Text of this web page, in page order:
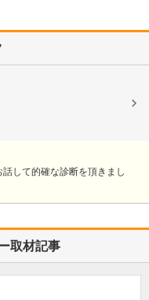
して的確な診断を頂きまし
取材記事